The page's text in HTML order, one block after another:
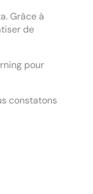
Grâce à
de
pour
constatons